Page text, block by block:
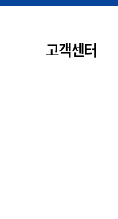
고객센터